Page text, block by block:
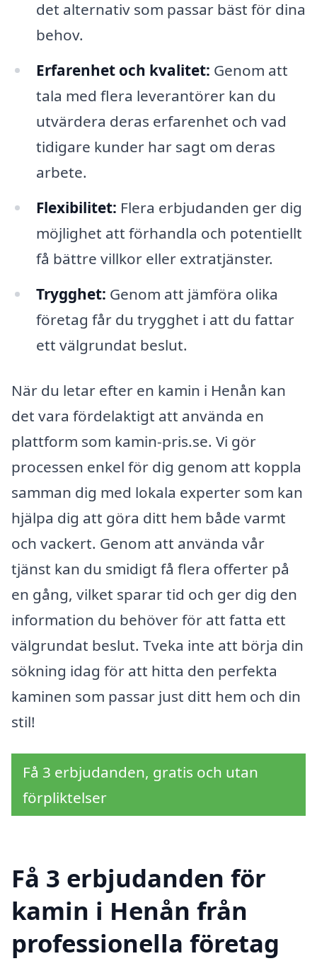
det alternativ som passar bäst för dina
behov.
Erfarenhet och kvalitet: Genom att
tala med flera leverantörer kan du
utvärdera deras erfarenhet och vad
tidigare kunder har sagt om deras
arbete.
Flexibilitet: Flera erbjudanden ger dig
möjlighet att förhandla och potentiellt
få bättre villkor eller extratjänster.
Trygghet: Genom att jämföra olika
företag får du trygghet i att du fattar
ett välgrundat beslut.
När du letar efter en kamin i Henån kan
det vara fördelaktigt att använda en
plattform som kamin-pris.se. Vi gör
processen enkel för dig genom att koppla
samman dig med lokala experter som kan
hjälpa dig att göra ditt hem både varmt
och vackert. Genom att använda vår
tjänst kan du smidigt få flera offerter på
en gång, vilket sparar tid och ger dig den
information du behöver för att fatta ett
välgrundat beslut. Tveka inte att börja din
sökning idag för att hitta den perfekta
kaminen som passar just ditt hem och din
stil!
Få 3 erbjudanden, gratis och utan
förpliktelser
Få 3 erbjudanden för
kamin i Henån från
professionella företag